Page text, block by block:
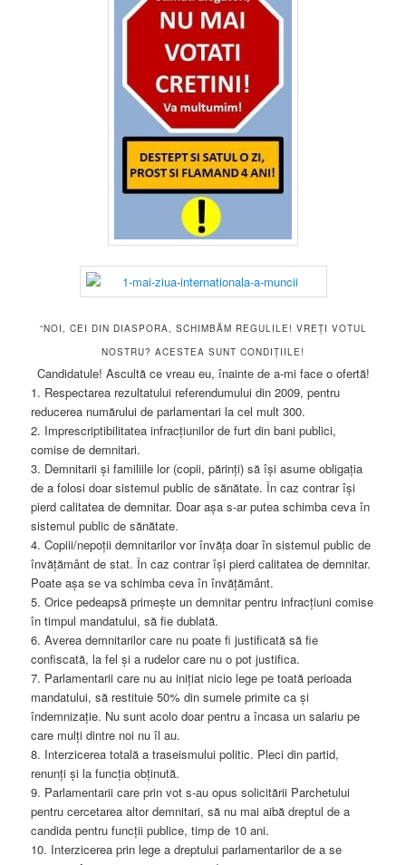
“NOI, CEI DIN DIASPORA, SCHIMBĂM REGULILE! VREȚI VOTUL
NOSTRU? ACESTEA SUNT CONDIȚIILE!
Candidatule! Ascultă ce vreau eu, înainte de a-mi face o ofertă!
1. Respectarea rezultatului referendumului din 2009, pentru
reducerea numărului de parlamentari la cel mult 300.
2. Imprescriptibilitatea infracțiunilor de furt din bani publici,
comise de demnitari.
3. Demnitarii și familiile lor (copii, părinți) să își asume obligația
de a folosi doar sistemul public de sănătate. În caz contrar își
pierd calitatea de demnitar. Doar așa s-ar putea schimba ceva în
sistemul public de sănătate.
4. Copiii/nepoții demnitarilor vor învăța doar în sistemul public de
învățământ de stat. În caz contrar își pierd calitatea de demnitar.
Poate așa se va schimba ceva în învățământ.
5. Orice pedeapsă primește un demnitar pentru infracțiuni comise
în timpul mandatului, să fie dublată.
6. Averea demnitarilor care nu poate fi justificată să fie
confiscată, la fel și a rudelor care nu o pot justifica.
7. Parlamentarii care nu au inițiat nicio lege pe toată perioada
mandatului, să restituie 50% din sumele primite ca și
îndemnizație. Nu sunt acolo doar pentru a încasa un salariu pe
care mulți dintre noi nu îl au.
8. Interzicerea totală a traseismului politic. Pleci din partid,
renunți și la funcția obținută.
9. Parlamentarii care prin vot s-au opus solicitării Parchetului
pentru cercetarea altor demnitari, să nu mai aibă dreptul de a
candida pentru funcții publice, timp de 10 ani.
10. Interzicerea prin lege a dreptului parlamentarilor de a se